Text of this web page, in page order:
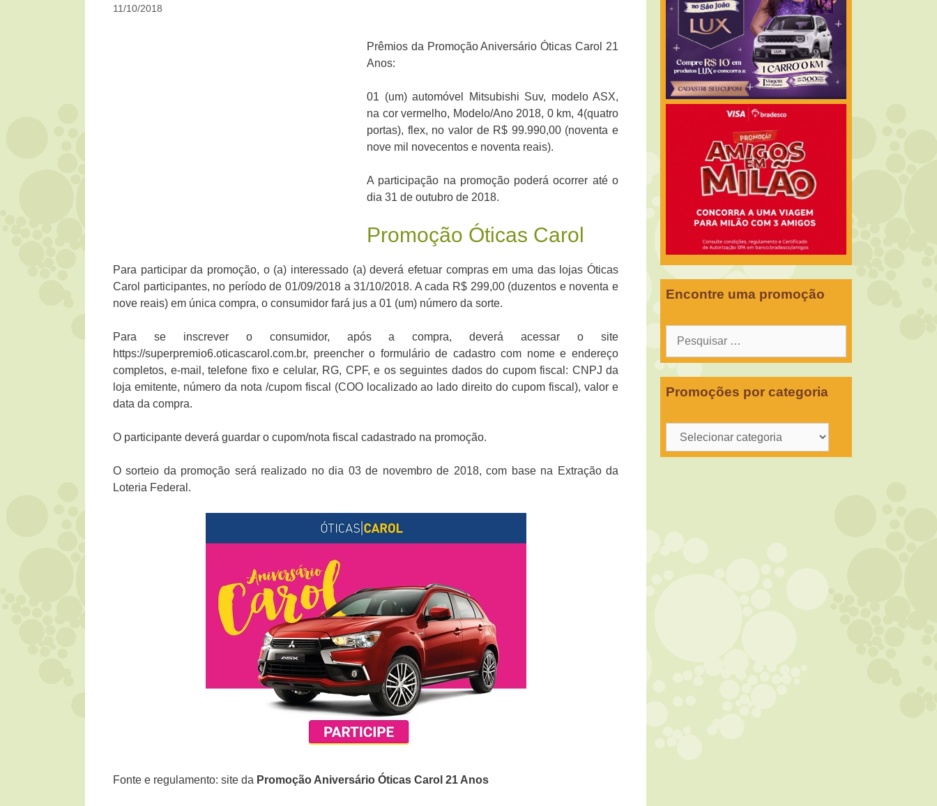
11/10/2018
Prêmios da Promoção Aniversário Óticas Carol 21
Anos:
01 (um) automóvel Mitsubishi Suv, modelo ASX,
na cor vermelho, Modelo/Ano 2018, 0 km, 4(quatro
portas), flex, no valor de R$ 99.990,00 (noventa e
nove mil novecentos e noventa reais).
A participação na promoção poderá ocorrer até o
dia 31 de outubro de 2018.
Promoção Óticas Carol
Para participar da promoção, o (a) interessado (a) deverá efetuar compras em uma das lojas Óticas
Carol participantes, no período de 01/09/2018 a 31/10/2018. A cada R$ 299,00 (duzentos e noventa e
nove reais) em única compra, o consumidor fará jus a 01 (um) número da sorte.
Para se inscrever o consumidor, após a compra, deverá acessar o site
https://superpremio6.oticascarol.com.br, preencher o formulário de cadastro com nome e endereço
completos, e-mail, telefone fixo e celular, RG, CPF, e os seguintes dados do cupom fiscal: CNPJ da
loja emitente, número da nota /cupom fiscal (COO localizado ao lado direito do cupom fiscal), valor e
data da compra.
O participante deverá guardar o cupom/nota fiscal cadastrado na promoção.
O sorteio da promoção será realizado no dia 03 de novembro de 2018, com base na Extração da
Loteria Federal.
Fonte e regulamento: site da Promoção Aniversário Óticas Carol 21 Anos
Encontre uma promoção
Pesquisar
Promoções por categoria
Promoções
por